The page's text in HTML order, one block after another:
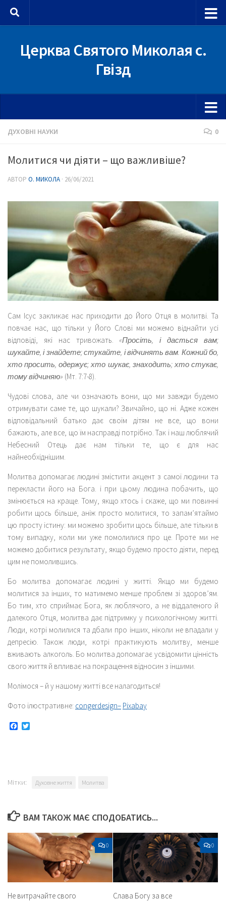
Skip to content
Церква Святого Миколая с.
Гвізд
ДУХОВНІ НАУКИ 0
Молитися чи діяти – що важливіше?
АВТОР О. МИКОЛА · 26/06/2021
Сам Ісус закликає нас приходити до Його Отця в молитві. Та
повчає нас, що тільки у Його Слові ми можемо віднайти усі
відповіді, які нас тривожать.«Просіть, і дасться вам;
шукайте, і знайдете; стукайте, і відчинять вам. Кожний бо,
хто просить, одержує; хто шукає, знаходить; хто стукає,
тому відчиняю» (Мт. 7:7-8).
Чудові слова, але чи означають вони, що ми завжди будемо
отримувати саме те, що шукали? Звичайно, що ні. Адже кожен
відповідальний батько дає своїм дітям не все, що вони
бажають, але все, що їм насправді потрібно. Так і наш люблячий
Небесний Отець дає нам тільки те, що є для нас
найнеобхіднішим.
Молитва допомагає людині змістити акцент з самої людини та
перекласти його на Бога. і при цьому людина побачить, що
змінюється на краще. Тому, якщо хтось і скаже, що ми повинні
робити щось більше, аніж просто молитися, то запам’ятаймо
цю просту істину: ми можемо зробити щось більше, але тільки в
тому випадку, коли ми уже помолилися про це. Проте ми не
можемо добитися результату, якщо будемо просто діяти, перед
цим не помолившись.
Бо молитва допомагає людині у житті. Якщо ми будемо
молитися за інших, то матимемо менше проблем зі здоров’ям.
Бо тим, хто сприймає Бога, як люблячого, а не віддаленого й
далекого Отця, молитва дає підтримку у психологічному житті.
Люди, котрі молилися та дбали про інших, ніколи не впадали у
депресію. Також люди, котрі практикують молитву, менше
вживають алкоголь. Бо молитва допомагає усвідомити цінність
свого життя й впливає на покращення відносин з іншими.
Молімося – й у нашому житті все налагодиться!
Фото ілюстративне: congerdesign– Pixabay
Facebook
Мітки: Духовне життя Молитва
ВАМ ТАКОЖ МАЄ СПОДОБАТИСЬ...
0
Не витрачайте свого
0
Слава Богу за все